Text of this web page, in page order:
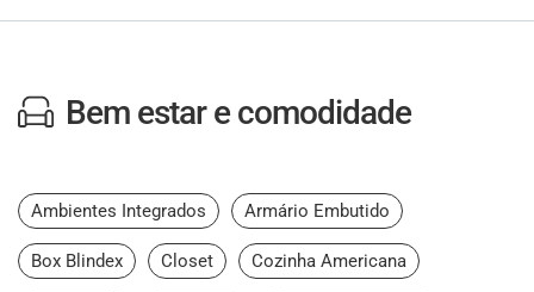
Bem estar e comodidade
Ambientes Integrados Armário Embutido
Box Blindex Closet Cozinha Americana